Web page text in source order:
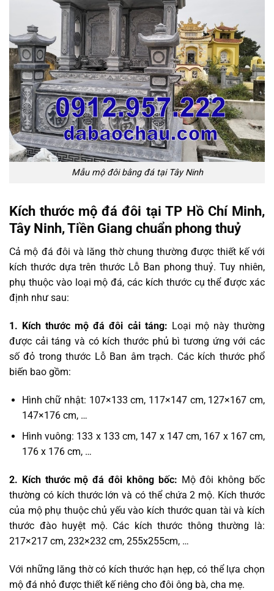
Mẫu mộ đôi bằng đá tại Tây Ninh
Kích thước mộ đá đôi tại TP Hồ Chí Minh,
Tây Ninh, Tiền Giang chuẩn phong thuỷ
Cả mộ đá đôi và lăng thờ chung thường được thiết kế với
kích thước dựa trên thước Lỗ Ban phong thuỷ. Tuy nhiên,
phụ thuộc vào loại mộ đá, các kích thước cụ thể được xác
định như sau:
1. Kích thước mộ đá đôi cải táng: Loại mộ này thường
được cải táng và có kích thước phủ bì tương ứng với các
số đỏ trong thước Lỗ Ban âm trạch. Các kích thước phổ
biến bao gồm:
Hình chữ nhật: 107×133 cm, 117×147 cm, 127×167 cm,
147×176 cm, …
Hình vuông: 133 x 133 cm, 147 x 147 cm, 167 x 167 cm,
176 x 176 cm, …
2. Kích thước mộ đá đôi không bốc: Mộ đôi không bốc
thường có kích thước lớn và có thể chứa 2 mộ. Kích thước
của mộ phụ thuộc chủ yếu vào kích thước quan tài và kích
thước đào huyệt mộ. Các kích thước thông thường là:
217×217 cm, 232×232 cm, 255x255cm, …
Với những lăng thờ có kích thước hạn hẹp, có thể lựa chọn
mộ đá nhỏ được thiết kế riêng cho đôi ông bà, cha mẹ.